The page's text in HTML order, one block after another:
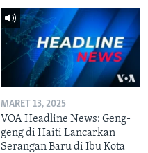
MARET 13, 2025
VOA Headline News: Geng-
geng di Haiti Lancarkan
Serangan Baru di Ibu Kota